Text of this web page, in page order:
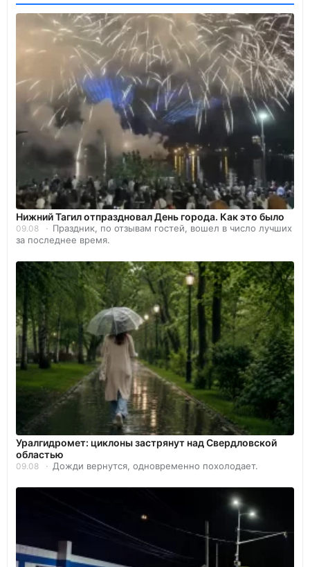
Нижний Тагил отпраздновал День города. Как это было
09.08
Праздник, по отзывам гостей, вошел в число лучших
за последнее время.
Уралгидромет: циклоны застрянут над Свердловской
областью
09.08 Дожди вернутся, одновременно похолодает.